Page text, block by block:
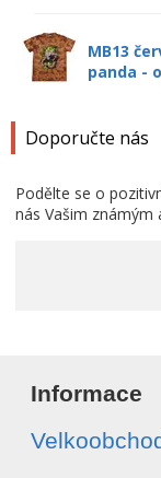
MB13
panda -
Doporučte nás
Podělte se o
nás Vašim známým
Informace